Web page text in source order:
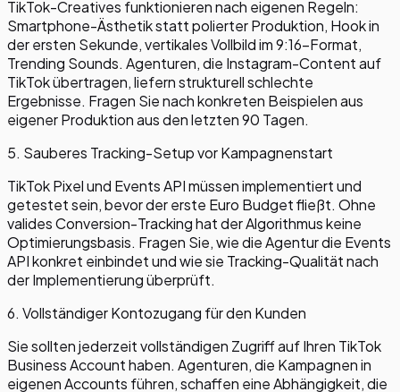
TikTok-Creatives funktionieren nach eigenen Regeln:
Smartphone-Ästhetik statt polierter Produktion, Hook in
der ersten Sekunde, vertikales Vollbild im 9:16-Format,
Trending Sounds. Agenturen, die Instagram-Content auf
TikTok übertragen, liefern strukturell schlechte
Ergebnisse. Fragen Sie nach konkreten Beispielen aus
eigener Produktion aus den letzten 90 Tagen.
5. Sauberes Tracking-Setup vor Kampagnenstart
TikTok Pixel und Events API müssen implementiert und
getestet sein, bevor der erste Euro Budget fließt. Ohne
valides Conversion-Tracking hat der Algorithmus keine
Optimierungsbasis. Fragen Sie, wie die Agentur die Events
API konkret einbindet und wie sie Tracking-Qualität nach
der Implementierung überprüft.
6. Vollständiger Kontozugang für den Kunden
Sie sollten jederzeit vollständigen Zugriff auf Ihren TikTok
Business Account haben. Agenturen, die Kampagnen in
eigenen Accounts führen, schaffen eine Abhängigkeit, die